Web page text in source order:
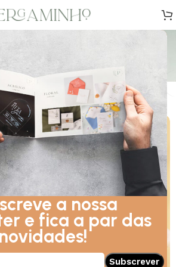
a nossa
e fica a par das
novidades!
Batizados Clássicos